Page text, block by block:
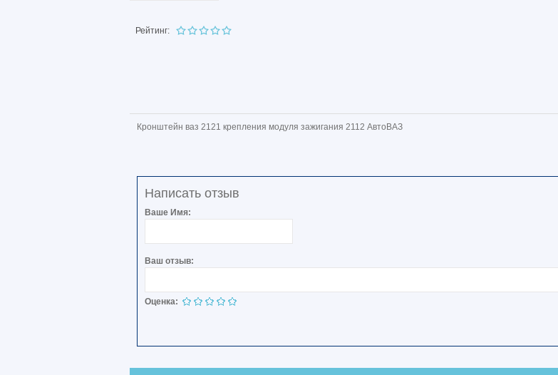
Рейтинг:
Кронштейн ваз 2121 крепления модуля зажигания 2112 АвтоВАЗ
Написать отзыв
Ваше Имя:
Ваш отзыв:
Оценка: